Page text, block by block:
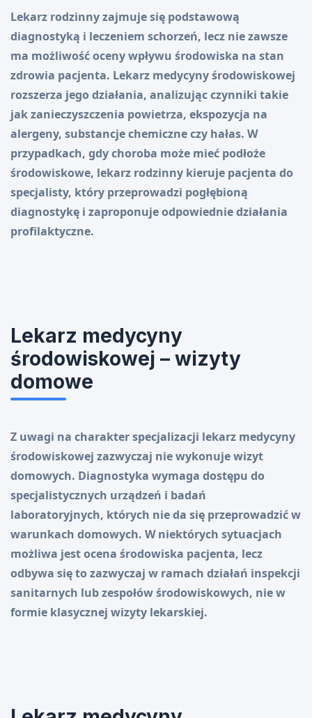
Lekarz rodzinny zajmuje się podstawową
diagnostyką i leczeniem schorzeń, lecz nie zawsze
ma możliwość oceny wpływu środowiska na stan
zdrowia pacjenta. Lekarz medycyny środowiskowej
rozszerza jego działania, analizując czynniki takie
jak zanieczyszczenia powietrza, ekspozycja na
alergeny, substancje chemiczne czy hałas. W
przypadkach, gdy choroba może mieć podłoże
środowiskowe, lekarz rodzinny kieruje pacjenta do
specjalisty, który przeprowadzi pogłębioną
diagnostykę i zaproponuje odpowiednie działania
profilaktyczne.
Lekarz medycyny
środowiskowej – wizyty
domowe
Z uwagi na charakter specjalizacji lekarz medycyny
środowiskowej zazwyczaj nie wykonuje wizyt
domowych. Diagnostyka wymaga dostępu do
specjalistycznych urządzeń i badań
laboratoryjnych, których nie da się przeprowadzić w
warunkach domowych. W niektórych sytuacjach
możliwa jest ocena środowiska pacjenta, lecz
odbywa się to zazwyczaj w ramach działań inspekcji
sanitarnych lub zespołów środowiskowych, nie w
formie klasycznej wizyty lekarskiej.